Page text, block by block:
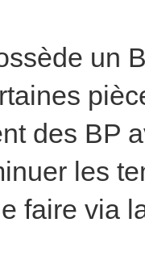
un
des BP
les
faire via